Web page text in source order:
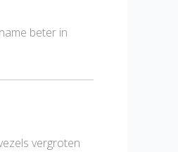
beter in
vergroten